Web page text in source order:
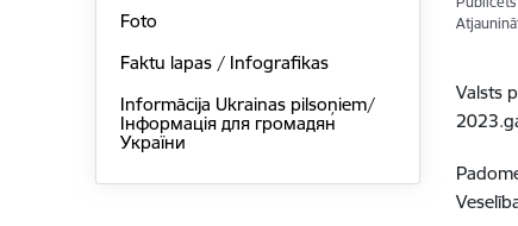
Foto
Faktu lapas / Infografikas
Informācija Ukrainas pilsoņiem/
Інформація для громадян
України
Valsts